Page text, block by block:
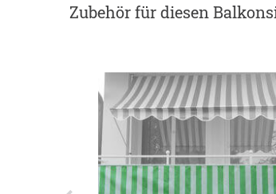
Zubehörfür diesen